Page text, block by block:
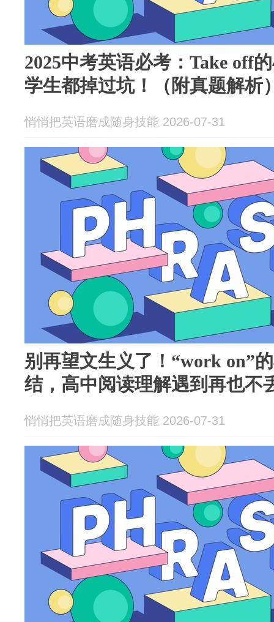
2025中考英语必考：Take off
学生都掉过坑！（附真题解析
悄悄把英语磨成随身技能 2026-07-31
别再望文生义了！“work on”
结，高中阅读理解遇到再也不
悄悄把英语磨成随身技能 2026-07-31